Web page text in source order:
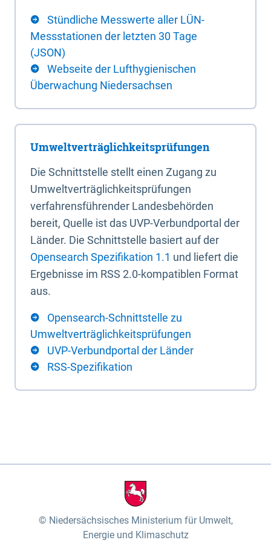
Stündliche Messwerte aller LÜN-
Messstationen der letzten 30 Tage
(JSON)
Webseite der Lufthygienischen
Überwachung Niedersachsen
Umweltverträglichkeitsprüfungen
Die Schnittstelle stellt einen Zugang zu
Umweltverträglichkeitsprüfungen
verfahrensführender Landesbehörden
bereit, Quelle ist das UVP-Verbundportal der
Länder. Die Schnittstelle basiert auf der
Opensearch Spezifikation 1.1 und liefert die
Ergebnisse im RSS 2.0-kompatiblen Format
aus.
Opensearch-Schnittstelle zu
Umweltverträglichkeitsprüfungen
UVP-Verbundportal der Länder
RSS-Spezifikation
Niedersächsisches Ministerium für Umwelt,
Energie und Klimaschutz